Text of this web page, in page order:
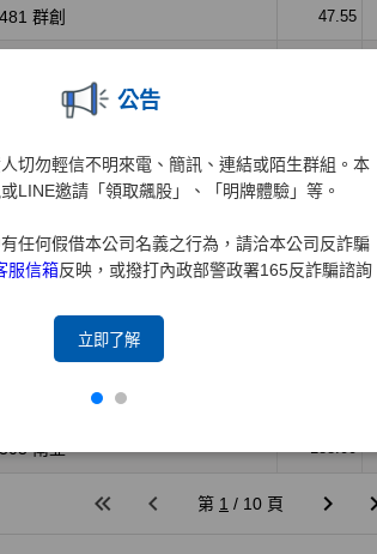
公告
切勿輕信不明來電、簡訊、連結或陌生群組。本
LINE邀請「領取飆股」、「明牌體驗」等。
任何假借本公司名義之行為，請洽本公司反詐騙
服信箱反映，或撥打內政部警政署165反詐騙諮詢
立即了解